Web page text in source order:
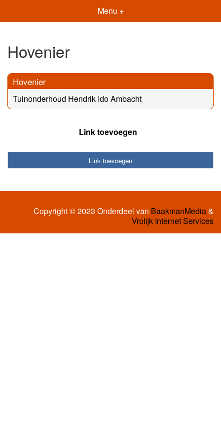
Menu +
Hovenier
Hovenier
Tuinonderhoud Hendrik Ido Ambacht
Link toevoegen
Link toevoegen
Copyright © 2023 Onderdeel van BaakmanMedia&
Vrolijk Internet Services